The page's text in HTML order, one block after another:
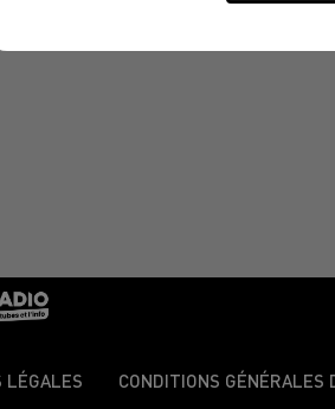
du 12/05/2025
LÉGALES CONDITIONS GÉNÉRALES